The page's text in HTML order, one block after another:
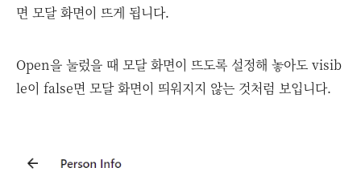
면 모달 화면이 뜨게 됩니다.
Open을 눌렀을 때 모달 화면이 뜨도록 설정해 놓아도 visib
le이 false면 모달 화면이 띄워지지 않는 것처럼 보입니다.